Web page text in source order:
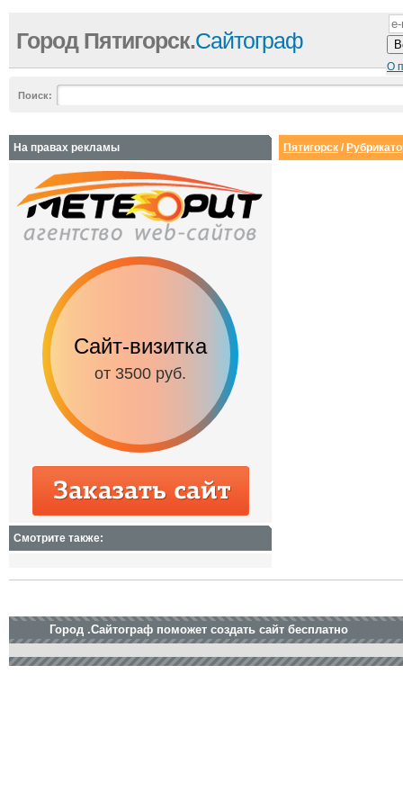
О
Город Пятигорск.Сайтограф
Поиск:
Пятигорск /
На правах рекламы
Сайт-визитка
от 3500 руб.
Смотрите также:
Город .Сайтограф поможет создать сайт бесплатно